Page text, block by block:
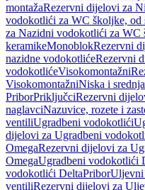
montažaRezervni dijelovi za
vodokotlići za WC školjke, od
za Nazidni vodokotlići za WC
keramikeMonoblokRezervni
nazidne vodokotlićeRezervni
vodokotlićeVisokomontažni
VisokomontažniNiska i
PriborPriključciRezervni
naglavciNazuvice, rozete i
ventiliUgradbeni vodokotlići
dijelovi za Ugradbeni
OmegaRezervni dijelovi za
OmegaUgradbeni vodokotlići
vodokotlići DeltaPribor
ventiliRezervni dijelovi za